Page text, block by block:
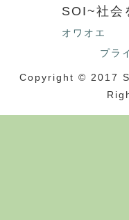
SOI~社会
オワオエ
プラ
Copyright © 2017